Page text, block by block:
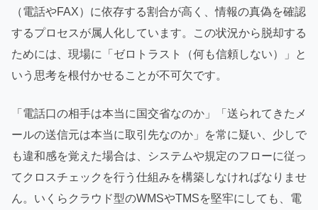
（電話やFAX）に依存する割合が高く、情報の真偽を確認
するプロセスが属人化しています。この状況から脱却する
ためには、現場に「ゼロトラスト（何も信頼しない）」と
いう思考を根付かせることが不可欠です。
「電話口の相手は本当に国交省なのか」「送られてきたメ
ールの送信元は本当に取引先なのか」を常に疑い、少しで
も違和感を覚えた場合は、システムや規定のフローに従っ
てクロスチェックを行う仕組みを構築しなければなりませ
ん。いくらクラウド型のWMSやTMSを堅牢にしても、電